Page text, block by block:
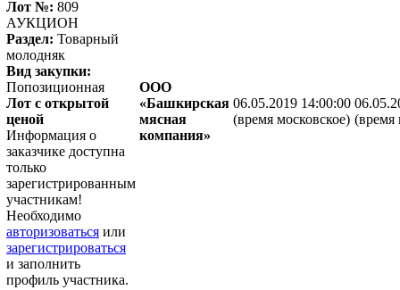
Лот №: 809
АУКЦИОН
Раздел: Товарный
молодняк
Вид закупки:
Попозиционная
Лот с открытой
ценой
Информация о
заказчике доступна
только
зарегистрированным
участникам!
Необходимо
авторизоваться или
зарегистрироваться
и заполнить
профиль участника.
ООО
«Башкирская
мясная
компания»
06.05.2019 14:00:00
(время московское) (время